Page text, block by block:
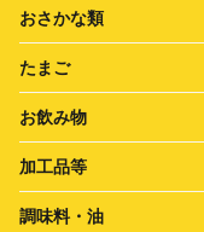
おさかな類
たまご
お飲み物
加工品等
調味料・油